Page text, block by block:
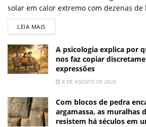
solar em calor extremo com dezenas de
LEIA MAIS
A psicologia explica por
nos faz copiar
expressões
8 DE AGOSTO DE 2026
Com blocos de pedra
argamassa, as muralhas
resistem há séculos em